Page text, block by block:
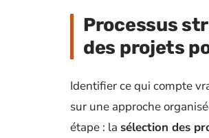
Processus
des projets
Identifier ce qui compte
sur une approche
étape : la sélection des